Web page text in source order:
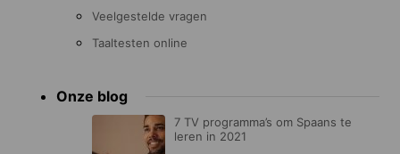
Veelgestelde vragen
Taaltesten online
Onze blog
7 TV programma’s om Spaans te
leren in 2021